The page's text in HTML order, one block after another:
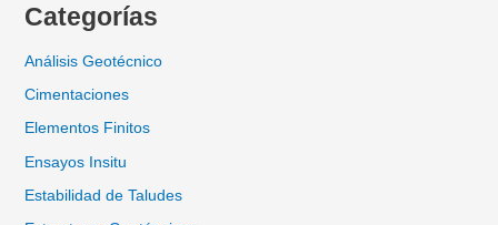
Categorías
Análisis Geotécnico
Cimentaciones
Elementos Finitos
Ensayos Insitu
Estabilidad de Taludes